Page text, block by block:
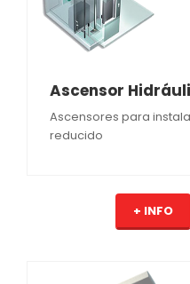
Ascensor
Ascensores para
reducido
+ INFO